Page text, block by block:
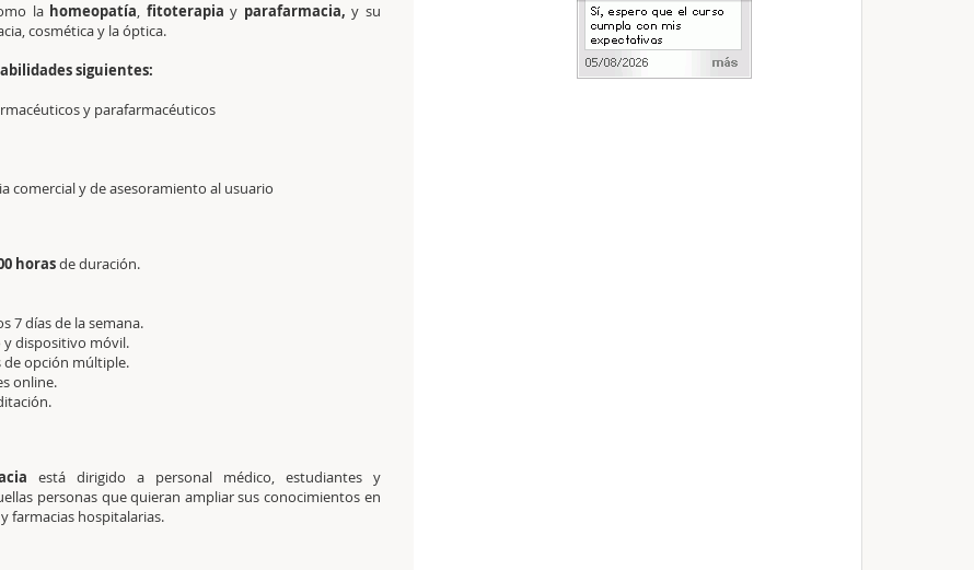
la homeopatía, fitoterapia y parafarmacia, y su
cosmética y la óptica.
siguientes:
y parafarmacéuticos
comercial y de asesoramiento al usuario
horasde duración.
7 días de la semana.
dispositivo móvil.
de opción múltiple.
online.
está dirigido a personal médico, estudiantes y
personas que quieran ampliar sus conocimientos en
farmacias hospitalarias.